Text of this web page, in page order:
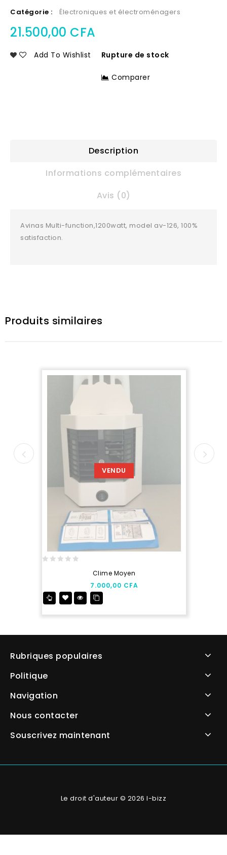
Catégorie : Électroniques et électroménagers
21.500,00 CFA
Rupture de stock
Add To Wishlist
Comparer
Description
Informations complémentaires
Avis (0)
Avinas Multi-function,1200watt, model av-126, 100%
satisfaction.
Produits similaires
VENDU
5
Clime Moyen
7.000,00 CFA
Rubriques populaires
Politique
Navigation
Nous contacter
Souscrivez maintenant
Le droit d'auteur © 2026 I-bizz